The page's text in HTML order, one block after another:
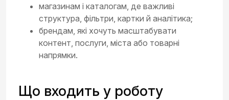
магазинам і каталогам, де важливі
структура, фільтри, картки й аналітика;
брендам, які хочуть масштабувати
контент, послуги, міста або товарні
напрямки.
Що входить у роботу